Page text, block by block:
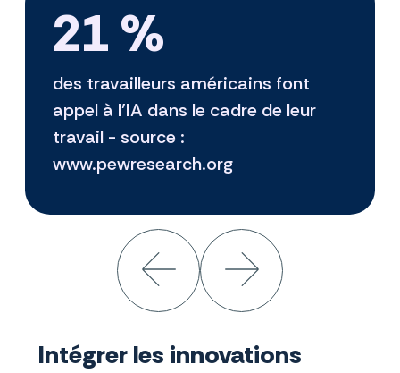
21 %
des travailleurs américains font
appel à l’IA dans le cadre de leur
travail - source :
www.pewresearch.org
Intégrer les innovations